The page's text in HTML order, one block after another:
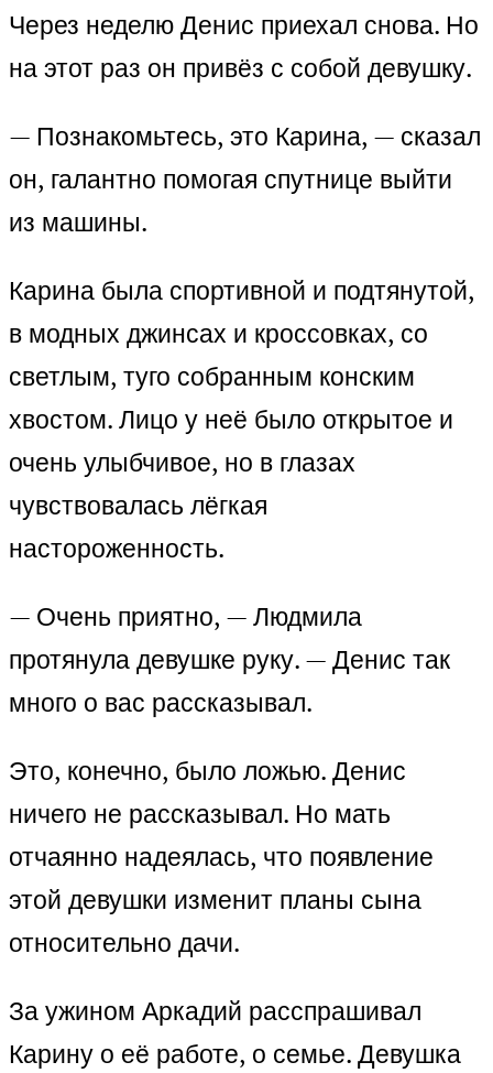
Через неделю Денис приехал снова. Но
на этот раз он привёз с собой девушку.
— Познакомьтесь, это Карина, — сказал
он, галантно помогая спутнице выйти
из машины.
Карина была спортивной и подтянутой,
в модных джинсах и кроссовках, со
светлым, туго собранным конским
хвостом. Лицо у неё было открытое и
очень улыбчивое, но в глазах
чувствовалась лёгкая
настороженность.
— Очень приятно, — Людмила
протянула девушке руку. — Денис так
много о вас рассказывал.
Это, конечно, было ложью. Денис
ничего не рассказывал. Но мать
отчаянно надеялась, что появление
этой девушки изменит планы сына
относительно дачи.
За ужином Аркадий расспрашивал
Карину о её работе, о семье. Девушка